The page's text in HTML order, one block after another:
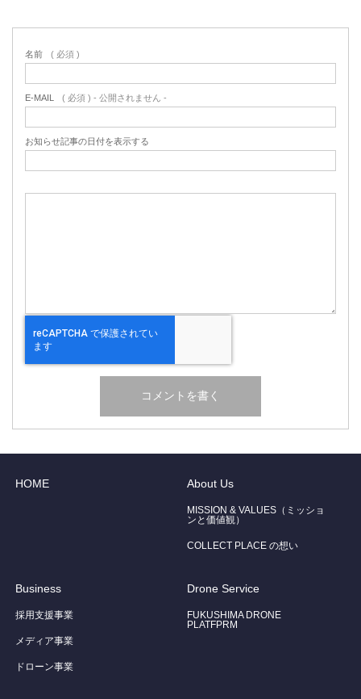
名前 ( 必須 )
E-MAIL ( 必須 ) - 公開されません -
お知らせ記事の日付を表示する
HOME About Us
MISSION & VALUES（ミッショ
ンと価値観）
COLLECT PLACE の想い
Business
採用支援事業
メディア事業
ドローン事業
Drone Service
FUKUSHIMA DRONE
PLATFPRM